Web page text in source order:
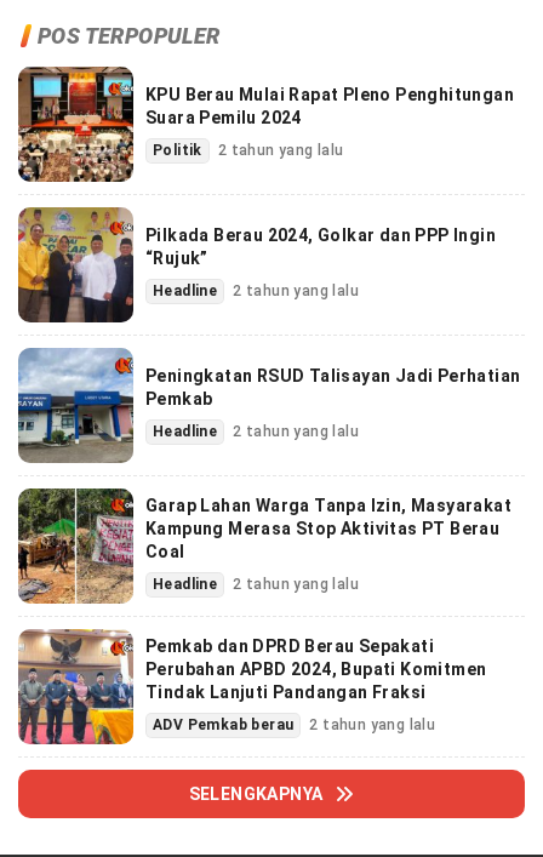
POS TERPOPULER
KPU Berau Mulai Rapat Pleno Penghitungan
Suara Pemilu 2024
Politik 2 tahun yang lalu
Pilkada Berau 2024, Golkar dan PPP Ingin
“Rujuk”
Headline 2 tahun yang lalu
Peningkatan RSUD Talisayan Jadi Perhatian
Pemkab
Headline 2 tahun yang lalu
Garap Lahan Warga Tanpa Izin, Masyarakat
Kampung Merasa Stop Aktivitas PT Berau
Coal
Headline 2 tahun yang lalu
Pemkab dan DPRD Berau Sepakati
Perubahan APBD 2024, Bupati Komitmen
Tindak Lanjuti Pandangan Fraksi
ADV Pemkab berau 2 tahun yang lalu
SELENGKAPNYA